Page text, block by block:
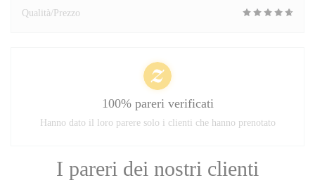
I pareri dei nostri clienti
Qualità/Prezzo
100% pareri verificati
Hanno dato il loro parere solo i clienti che hanno prenotato